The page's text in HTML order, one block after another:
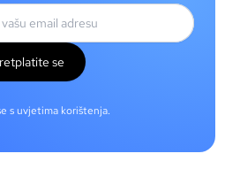
se
s uvjetima korištenja.